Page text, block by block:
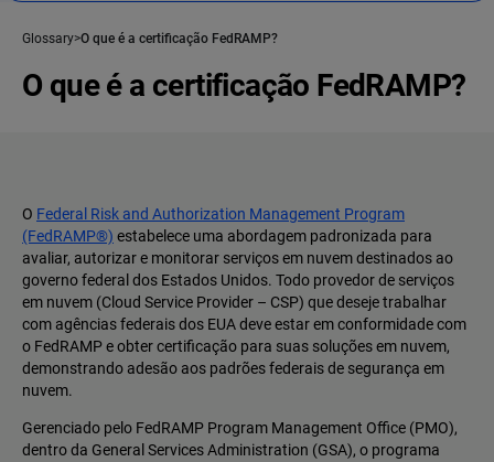
Glossary O que é a certificação FedRAMP?
O que é a certificação FedRAMP?
O Federal Risk and Authorization Management Program
(FedRAMP®) estabelece uma abordagem padronizada para
avaliar, autorizar e monitorar serviços em nuvem destinados ao
governo federal dos Estados Unidos. Todo provedor de serviços
em nuvem (Cloud Service Provider – CSP) que deseje trabalhar
com agências federais dos EUA deve estar em conformidade com
o FedRAMP e obter certificação para suas soluções em nuvem,
demonstrando adesão aos padrões federais de segurança em
nuvem.
Gerenciado pelo FedRAMP Program Management Office (PMO),
dentro da General Services Administration (GSA), o programa